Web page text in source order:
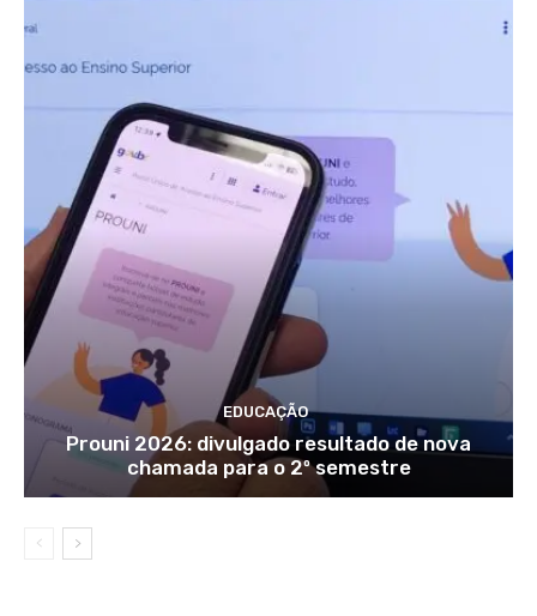
EDUCAÇÃO
Prouni 2026: divulgado resultado de nova
chamada para o 2º semestre